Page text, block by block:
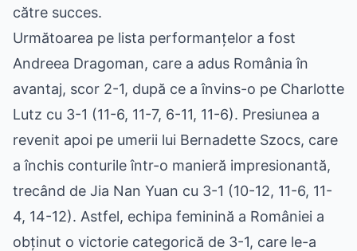
către succes.
Următoarea pe lista performanțelor a fost
Andreea Dragoman, care a adus România în
avantaj, scor 2-1, după ce a învins-o pe Charlotte
Lutz cu 3-1 (11-6, 11-7, 6-11, 11-6). Presiunea a
revenit apoi pe umerii lui Bernadette Szocs, care
a închis conturile într-o manieră impresionantă,
trecând de Jia Nan Yuan cu 3-1 (10-12, 11-6, 11-
4, 14-12). Astfel, echipa feminină a României a
obținut o victorie categorică de 3-1, care le-a